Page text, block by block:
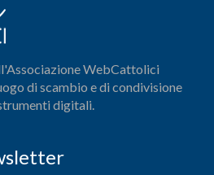
WebCattolici
di scambio e di condivisione
digitali.